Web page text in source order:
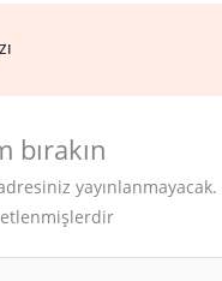
bırakın
yayınlanmayacak.